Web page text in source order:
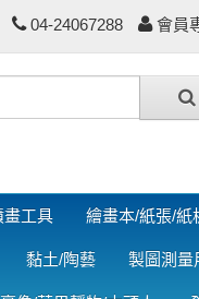
04-24067288 會員
畫工具 繪畫本/紙張/紙
黏土/陶藝 製圖測量